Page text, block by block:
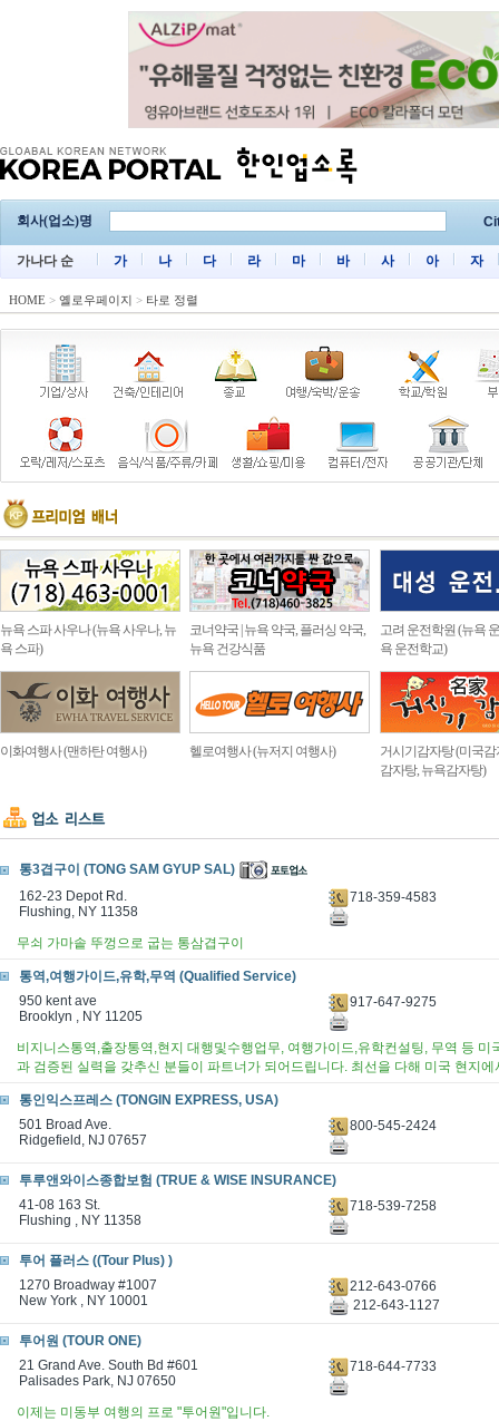
회사(업소)명
가나다 순 가 나 다 라 마 바 사 아 자
HOME > 옐로우페이지 > 타로 정렬
뉴욕 스파 사우나 (뉴욕 사우나, 뉴
욕 스파)
코너약국 | 뉴욕 약국, 플러싱 약국,
뉴욕 건강식품
고려 운전학원 (뉴욕
욕 운전학교)
이화여행사 (맨하탄 여행사) 헬로여행사 (뉴저지 여행사)
거시기감자탕 (미국감
감자탕, 뉴욕감자탕)
통3겹구이 (TONG SAM GYUP SAL)
162-23 Depot Rd.
Flushing, NY 11358
718-359-4583
무쇠 가마솥 뚜껑으로 굽는 통삼겹구이
통역,여행가이드,유학,무역 (Qualified Service)
950 kent ave
Brooklyn , NY 11205
917-647-9275
비지니스통역,출장통역,현지 대행및수행업무, 여행가이드,유학컨설팅, 무역 등
과 검증된 실력을 갖추신 분들이 파트너가 되어드립니다. 최선을 다해 미국 현지
통인익스프레스 (TONGIN EXPRESS, USA)
501 Broad Ave.
Ridgefield, NJ 07657
800-545-2424
투루앤와이스종합보험 (TRUE & WISE INSURANCE)
41-08 163 St.
Flushing , NY 11358
718-539-7258
투어 플러스 ((Tour Plus) )
1270 Broadway #1007
New York , NY 10001
212-643-0766
212-643-1127
투어원 (TOUR ONE)
21 Grand Ave. South Bd #601
Palisades Park, NJ 07650
718-644-7733
이제는 미동부 여행의 프로 "투어원"입니다.